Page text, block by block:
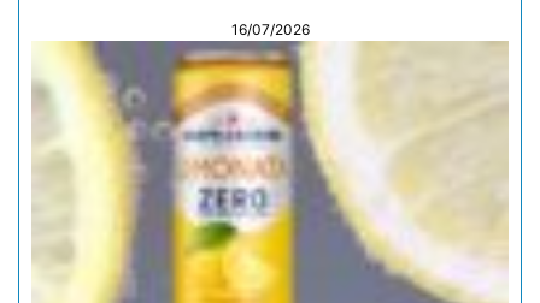
16/07/2026